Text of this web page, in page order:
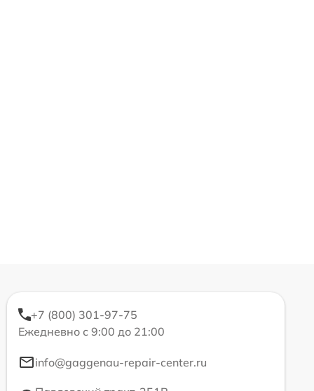
+7 (800) 301-97-75
Ежедневно с 9:00 до 21:00
info@gaggenau-repair-center.ru